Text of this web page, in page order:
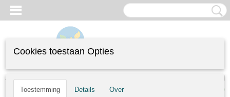
Inloggen
(0)
Cookies toestaan Opties
Toestemming Details Over